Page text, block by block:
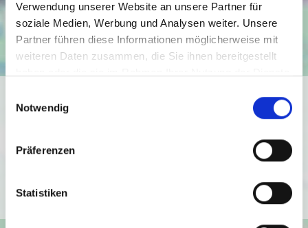
Verwendung unserer Website an unsere Partner für
soziale Medien, Werbung und Analysen weiter. Unsere
Partner führen diese Informationen möglicherweise mit
weiteren Daten zusammen, die Sie ihnen bereitgestellt
Notwendig
Präferenzen
Statistiken
Ich bin damit einverstanden, dass mir Karten von Google
(https://policies.google.com/privacy